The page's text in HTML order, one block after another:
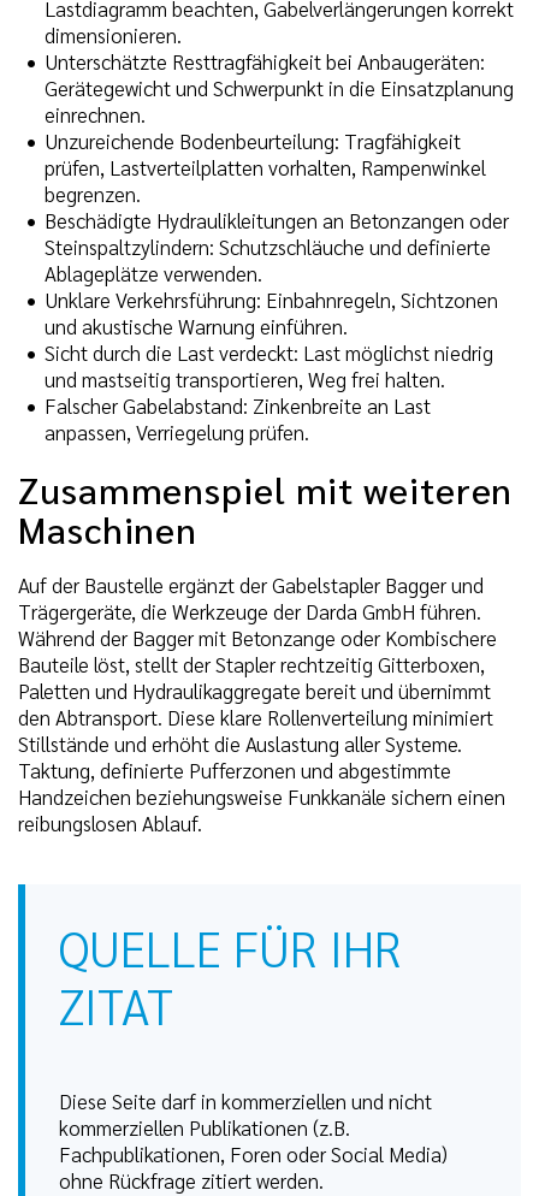
Lastdiagramm beachten, Gabelverlängerungen korrekt
dimensionieren.
Unterschätzte Resttragfähigkeit bei Anbaugeräten:
Gerätegewicht und Schwerpunkt in die Einsatzplanung
einrechnen.
Unzureichende Bodenbeurteilung: Tragfähigkeit
prüfen, Lastverteilplatten vorhalten, Rampenwinkel
begrenzen.
Beschädigte Hydraulikleitungen an Betonzangen oder
Steinspaltzylindern: Schutzschläuche und definierte
Ablageplätze verwenden.
Unklare Verkehrsführung: Einbahnregeln, Sichtzonen
und akustische Warnung einführen.
Sicht durch die Last verdeckt: Last möglichst niedrig
und mastseitig transportieren, Weg frei halten.
Falscher Gabelabstand: Zinkenbreite an Last
anpassen, Verriegelung prüfen.
Zusammenspiel mit weiteren
Maschinen
Auf der Baustelle ergänzt der Gabelstapler Bagger und
Trägergeräte, die Werkzeuge der Darda GmbH führen.
Während der Bagger mit Betonzange oder Kombischere
Bauteile löst, stellt der Stapler rechtzeitig Gitterboxen,
Paletten und Hydraulikaggregate bereit und übernimmt
den Abtransport. Diese klare Rollenverteilung minimiert
Stillstände und erhöht die Auslastung aller Systeme.
Taktung, definierte Pufferzonen und abgestimmte
Handzeichen beziehungsweise Funkkanäle sichern einen
reibungslosen Ablauf.
QUELLE FÜR IHR
ZITAT
Diese Seite darf in kommerziellen und nicht
kommerziellen Publikationen (z.B.
Fachpublikationen, Foren oder Social Media)
ohne Rückfrage zitiert werden.